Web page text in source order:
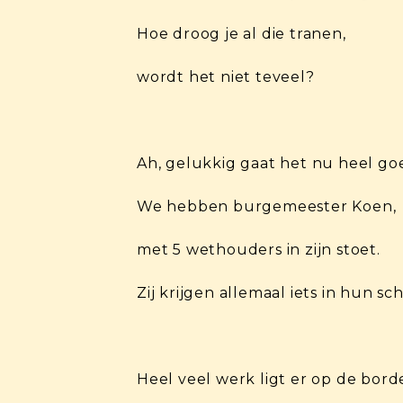
Hoe droog je al die tranen,
wordt het niet teveel?
Ah, gelukkig gaat het nu heel
We hebben burgemeester Koen,
met 5 wethouders in zijn stoet.
Zij krijgen allemaal iets in hun
Heel veel werk ligt er op de